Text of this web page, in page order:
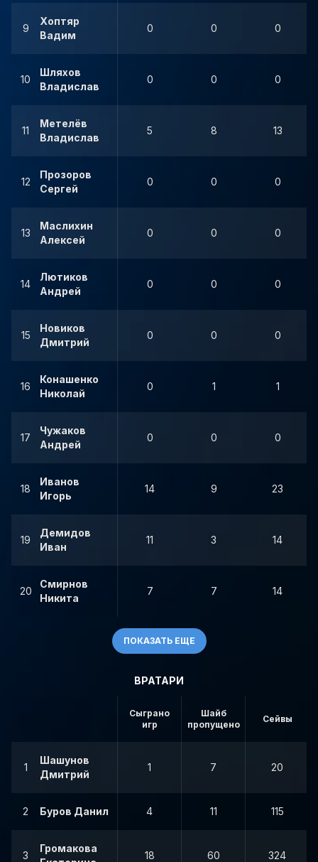
9
Хоптяр
Вадим
0 0 0
10
Шляхов
Владислав
0 0 0
11
Метелёв
Владислав
5 8 13
12
Прозоров
Сергей
0 0 0
13
Маслихин
Алексей
0 0 0
14
Лютиков
Андрей
0 0 0
15
Новиков
Дмитрий
0 0 0
16
Конашенко
Николай
0 1 1
17
Чужаков
Андрей
0 0 0
18
Иванов
Игорь
14 9 23
19
Демидов
Иван
11 3 14
20
Смирнов
Никита
7 7 14
ПОКАЗАТЬ ЕЩЕ
ВРАТАРИ
Сыграно
игр
Шайб
пропущено
Сейвы
1
Шашунов
Дмитрий
1 7 20
2 Буров Данил 4 11 115
3
Громакова
18 60 324